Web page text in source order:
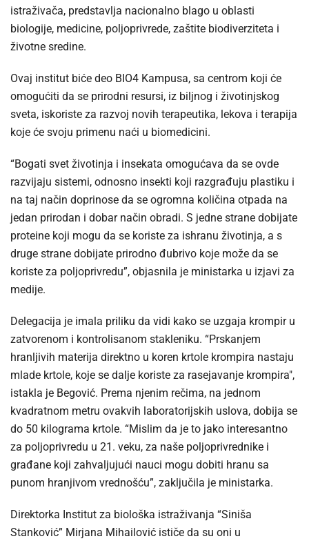
istraživača, predstavlja nacionalno blago u oblasti
biologije, medicine, poljoprivrede, zaštite biodiverziteta i
životne sredine.
Ovaj institut biće deo BIO4 Kampusa, sa centrom koji će
omogućiti da se prirodni resursi, iz biljnog i životinjskog
sveta, iskoriste za razvoj novih terapeutika, lekova i terapija
koje će svoju primenu naći u biomedicini.
“Bogati svet životinja i insekata omogućava da se ovde
razvijaju sistemi, odnosno insekti koji razgrađuju plastiku i
na taj način doprinose da se ogromna količina otpada na
jedan prirodan i dobar način obradi. S jedne strane dobijate
proteine koji mogu da se koriste za ishranu životinja, a s
druge strane dobijate prirodno đubrivo koje može da se
koriste za poljoprivredu”, objasnila je ministarka u izjavi za
medije.
Delegacija je imala priliku da vidi kako se uzgaja krompir u
zatvorenom i kontrolisanom stakleniku. “Prskanjem
hranljivih materija direktno u koren krtole krompira nastaju
mlade krtole, koje se dalje koriste za rasejavanje krompira",
istakla je Begović. Prema njenim rečima, na jednom
kvadratnom metru ovakvih laboratorijskih uslova, dobija se
do 50 kilograma krtole. “Mislim da je to jako interesantno
za poljoprivredu u 21. veku, za naše poljoprivrednike i
građane koji zahvaljujući nauci mogu dobiti hranu sa
punom hranjivom vrednošću”, zaključila je ministarka.
Direktorka Institut za biološka istraživanja “Siniša
Stanković” Mirjana Mihailović ističe da su oni u